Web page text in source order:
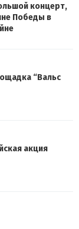
концерт,
Победы в
“Вальс
акция